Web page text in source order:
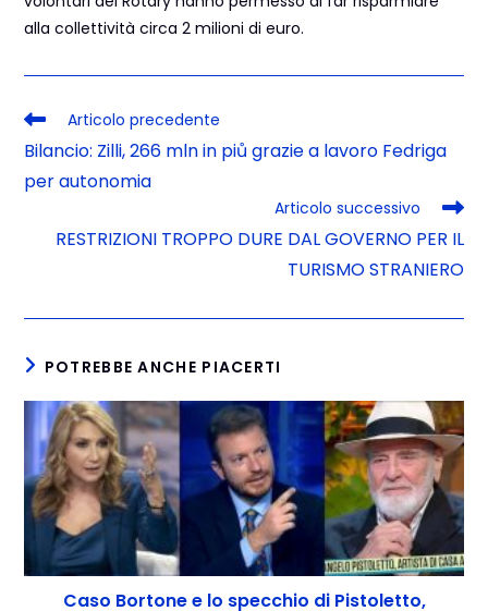
alla collettività circa 2 milioni di euro.
Articolo precedente
Bilancio: Zilli, 266 mln in piů grazie a lavoro Fedriga
per autonomia
Articolo successivo
RESTRIZIONI TROPPO DURE DAL GOVERNO PER IL
TURISMO STRANIERO
POTREBBE ANCHE PIACERTI
Caso Bortone e lo specchio di Pistoletto,